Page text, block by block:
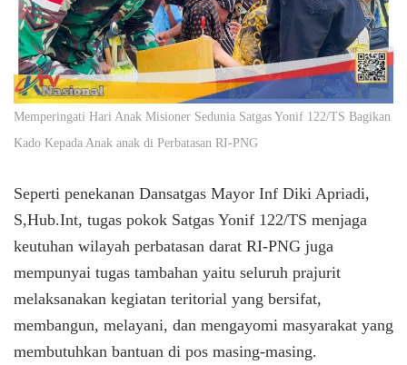
Memperingati Hari Anak Misioner Sedunia Satgas Yonif 122/TS Bagikan
Kado Kepada Anak anak di Perbatasan RI-PNG
Seperti penekanan Dansatgas Mayor Inf Diki Apriadi,
S,Hub.Int, tugas pokok Satgas Yonif 122/TS menjaga
keutuhan wilayah perbatasan darat RI-PNG juga
mempunyai tugas tambahan yaitu seluruh prajurit
melaksanakan kegiatan teritorial yang bersifat,
membangun, melayani, dan mengayomi masyarakat yang
membutuhkan bantuan di pos masing-masing.